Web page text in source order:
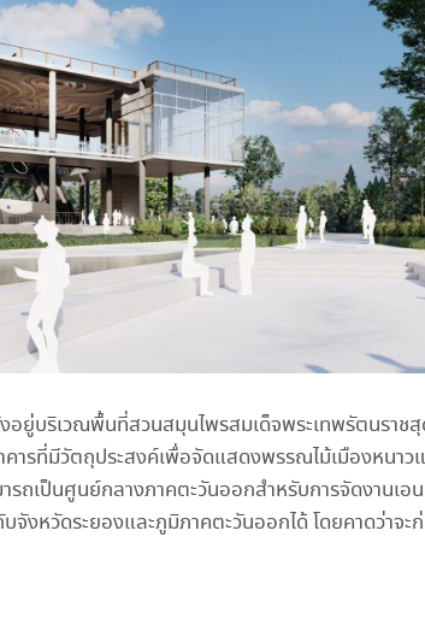
บริเวณพื้นที่สวนสมุนไพรสมเด็จพระเทพรัตนราชสุ
คารที่มีวัตถุประสงค์เพื่อจัดแสดงพรรณไม้เมืองหน
รถเป็นศูนย์กลางภาคตะวันออกสำหรับการจัดงานเอ
งหวัดระยองและภูมิภาคตะวันออกได้ โดยคาดว่าจะ